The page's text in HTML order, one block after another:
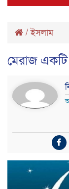
/ইসলাম
মেরাজ